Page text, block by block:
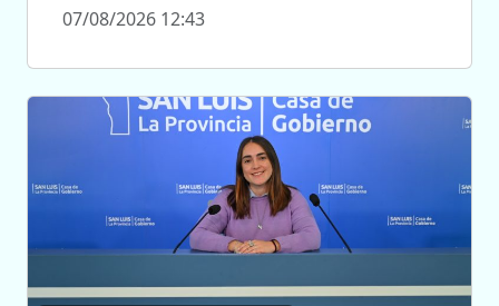
07/08/2026 12:43